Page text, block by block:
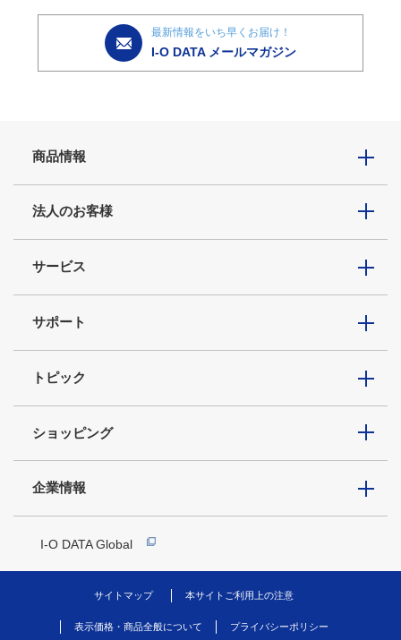
最新情報をいち早くお届け！
I-O DATA メールマガジン
商品情報
法人のお客様
サービス
サポート
トピック
ショッピング
企業情報
I-O DATA Global
サイトマップ 本サイトご利用上の注意
表示価格・商品全般について プライバシーポリシー